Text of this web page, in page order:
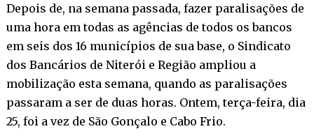
Depois de, na semana passada, fazer paralisações de
uma hora em todas as agências de todos os bancos
em seis dos 16 municípios de sua base, o Sindicato
dos Bancários de Niterói e Região ampliou a
mobilização esta semana, quando as paralisações
passaram a ser de duas horas. Ontem, terça-feira, dia
25, foi a vez de São Gonçalo e Cabo Frio.